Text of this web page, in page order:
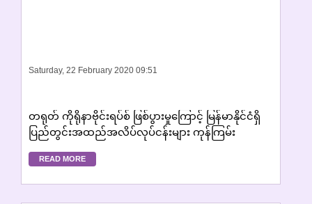
Saturday, 22 February 2020 09:51
တရုတ် ကိုရိုနာဗိုင်းရပ်စ် ဖြစ်ပွားမှုကြောင့် မြန်မာနိုင်ငံရှိ
ပြည်တွင်းအထည်အလိပ်လုပ်ငန်းများ ကုန်ကြမ်း
ပြတ်လပ်မှုအခက်အခဲများကြုံတွေ့နေ
READ MORE